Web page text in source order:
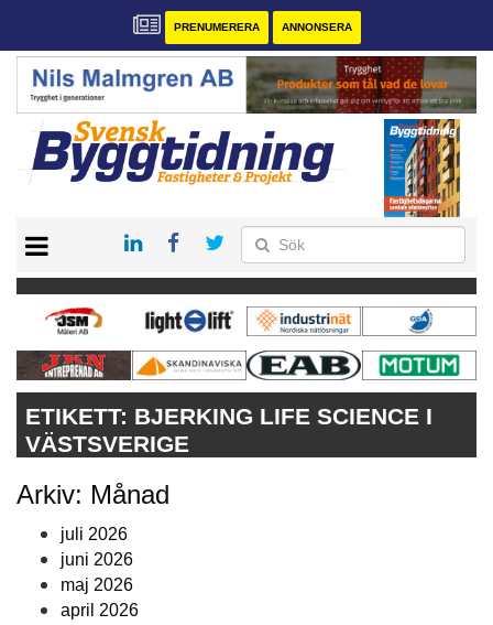
PRENUMERERA ANNONSERA
PRENUMERERA
VÅRA ANDRA MAGASIN
ANNONSERA
KONTAKT
ETIKETT: BJERKING LIFE SCIENCE I
VÄSTSVERIGE
Arkiv: Månad
juli 2026
juni 2026
maj 2026
april 2026